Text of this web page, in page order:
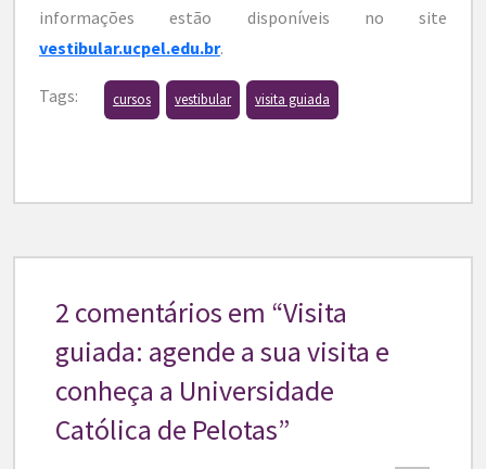
informações estão disponíveis no site
vestibular.ucpel.edu.br.
Tags: cursos vestibular visita guiada
2 comentários em “Visita
guiada: agende a sua visita e
conheça a Universidade
Católica de Pelotas”